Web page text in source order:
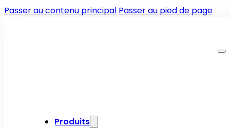
Passer au contenu principal Passer au pied de page
Produits